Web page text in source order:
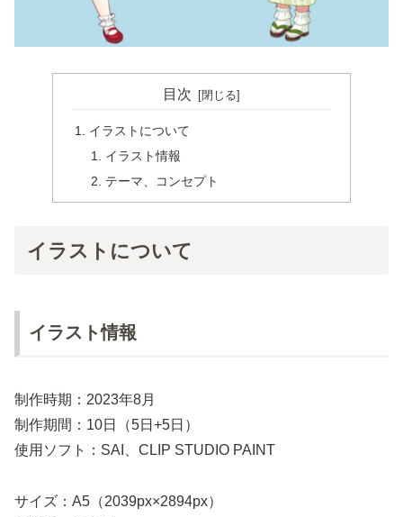
目次
イラストについて
イラスト情報
テーマ、コンセプト
イラストについて
イラスト情報
制作時期：2023年8月
制作期間：10日（5日+5日）
使用ソフト：SAI、CLIP STUDIO PAINT
サイズ：A5（2039px×2894px）